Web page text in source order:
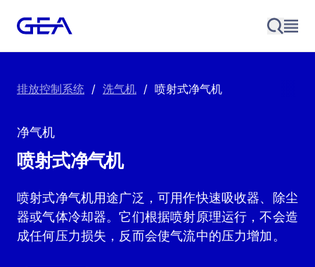
排放控制系统 / 洗气机 / 喷射式净气机
净气机
喷射式净气机
喷射式净气机用途广泛，可用作快速吸收器、除尘
器或气体冷却器。它们根据喷射原理运行，不会造
成任何压力损失，反而会使气流中的压力增加。